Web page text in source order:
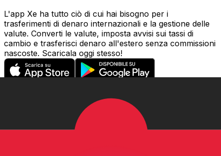
L'app Xe ha tutto ciò di cui hai bisogno per i
trasferimenti di denaro internazionali e la gestione delle
valute. Converti le valute, imposta avvisi sui tassi di
cambio e trasferisci denaro all'estero senza commissioni
nascoste. Scaricala oggi stesso!